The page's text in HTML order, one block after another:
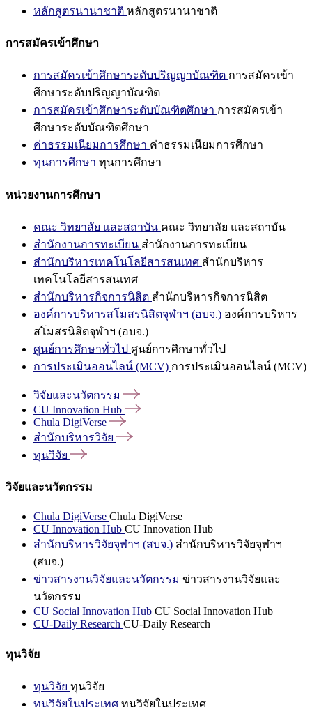
หลักสูตรนานาชาติ หลักสูตรนานาชาติ
การสมัครเข้าศึกษา
การสมัครเข้าศึกษาระดับปริญญาบัณฑิต การสมัครเข้า
ศึกษาระดับปริญญาบัณฑิต
การสมัครเข้าศึกษาระดับบัณฑิตศึกษา การสมัครเข้า
ศึกษาระดับบัณฑิตศึกษา
ค่าธรรมเนียมการศึกษา ค่าธรรมเนียมการศึกษา
ทุนการศึกษา ทุนการศึกษา
หน่วยงานการศึกษา
คณะ วิทยาลัย และสถาบัน คณะ วิทยาลัย และสถาบัน
สำนักงานการทะเบียน สำนักงานการทะเบียน
สำนักบริหารเทคโนโลยีสารสนเทศ สำนักบริหาร
เทคโนโลยีสารสนเทศ
สำนักบริหารกิจการนิสิต สำนักบริหารกิจการนิสิต
องค์การบริหารสโมสรนิสิตจุฬาฯ (อบจ.) องค์การบริหาร
สโมสรนิสิตจุฬาฯ (อบจ.)
ศูนย์การศึกษาทั่วไป ศูนย์การศึกษาทั่วไป
การประเมินออนไลน์ (MCV) การประเมินออนไลน์ (MCV)
วิจัยและนวัตกรรม
CU Innovation Hub
Chula DigiVerse
สำนักบริหารวิจัย
ทุนวิจัย
วิจัยและนวัตกรรม
Chula DigiVerse Chula DigiVerse
CU Innovation Hub CU Innovation Hub
สำนักบริหารวิจัยจุฬาฯ (สบจ.) สำนักบริหารวิจัยจุฬาฯ
(สบจ.)
ข่าวสารงานวิจัยและนวัตกรรม ข่าวสารงานวิจัยและ
นวัตกรรม
CU Social Innovation Hub CU Social Innovation Hub
CU-Daily Research CU-Daily Research
ทุนวิจัย
ทุนวิจัย ทุนวิจัย
ทุนวิจัยในประเทศ ทุนวิจัยในประเทศ